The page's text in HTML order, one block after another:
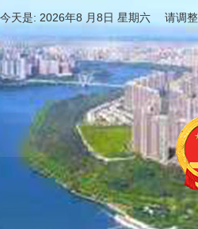
今天是: 2026年8 月8日 星期六 请调整